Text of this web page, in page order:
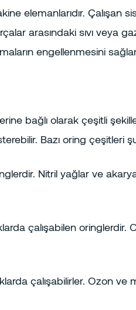
elemanlarıdır.
arasındaki sıvı veya
engellenmesini
bağlı olarak çeşitli
Bazı oring çeşitleri
Nitril yağlar ve
çalışabilen oringlerdir.
çalışabilirler. Ozon ve